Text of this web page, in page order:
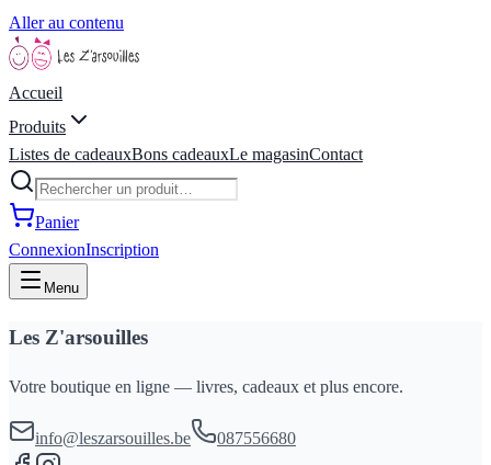
Aller au contenu
Accueil
Produits
Listes de cadeauxBons cadeauxLe magasinContact
Panier
ConnexionInscription
Menu
Les Z'arsouilles
Votre boutique en ligne — livres, cadeaux et plus encore.
info@leszarsouilles.be 087556680